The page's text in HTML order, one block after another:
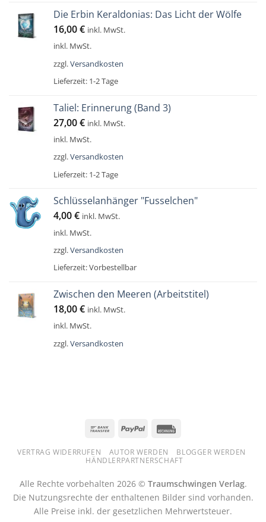
Die Erbin Keraldonias: Das Licht der Wölfe
16,00€ inkl. MwSt.
inkl. MwSt.
zzgl.Versandkosten
Lieferzeit: 1-2 Tage
Taliel: Erinnerung (Band 3)
27,00€ inkl. MwSt.
inkl. MwSt.
zzgl.Versandkosten
Lieferzeit: 1-2 Tage
Schlüsselanhänger "Fusselchen"
4,00€ inkl. MwSt.
inkl. MwSt.
zzgl.Versandkosten
Lieferzeit:Vorbestellbar
Zwischen den Meeren (Arbeitstitel)
18,00€ inkl. MwSt.
inkl. MwSt.
zzgl.Versandkosten
Bank
PayPal
VERTRAG WIDERRUFEN AUTOR WERDEN
BLOGGER WERDEN
HÄNDLERPARTNERSCHAFT
Alle Rechte vorbehalten 2026 © Traumschwingen Verlag.
Die Nutzungsrechte der enthaltenen Bilder sind vorhanden.
Alle Preise inkl. der gesetzlichen Mehrwertsteuer.